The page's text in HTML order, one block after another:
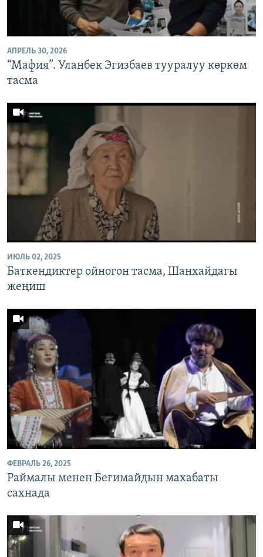
ЭЖЕ-СИҢДИЛЕР
ЫҢГАЙСЫЗ СУРООЛОР
ОНЛАЙН ШЕРИНЕ
АПРЕЛЬ 30, 2026
“Мафия”. Уланбек Эгизбаев тууралуу көркөм
тасма
ИЮЛЬ 02, 2025
Баткендиктер ойногон тасма, Шанхайдагы
жеңиш
ФЕВРАЛЬ 26, 2025
Раймалы менен Бегимайдын махабаты
сахнада